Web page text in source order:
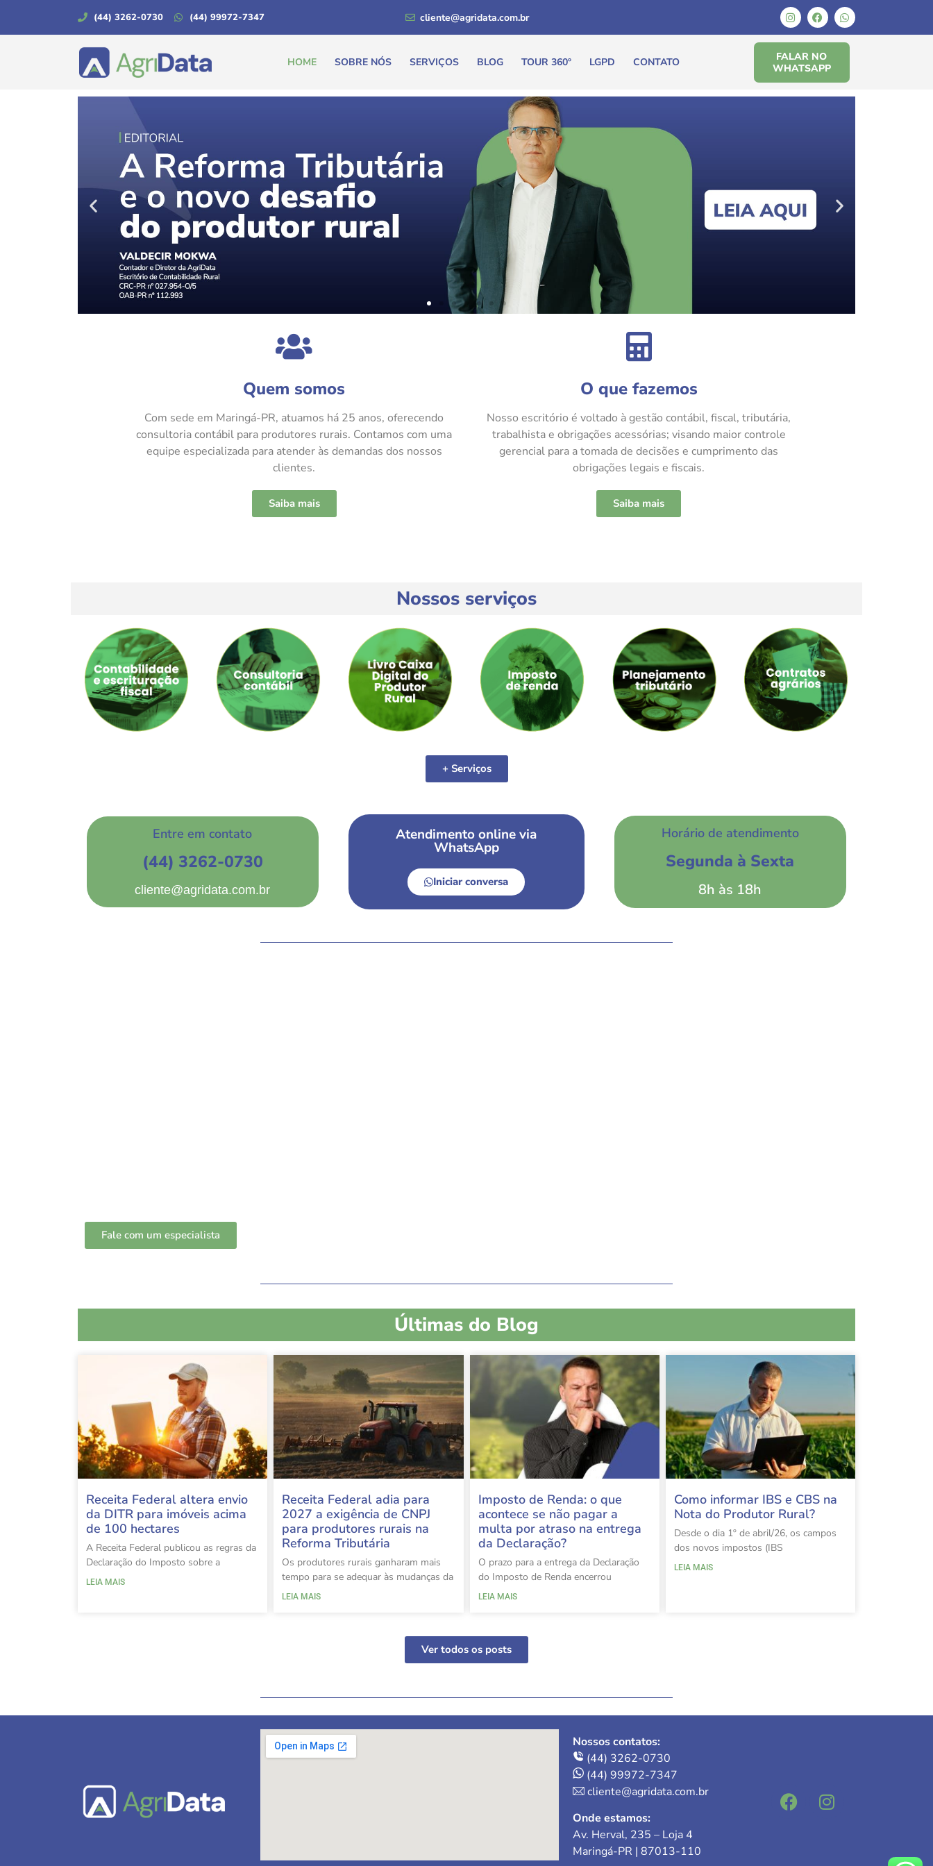
(44) 3262-0730 (44) 99972-7347 cliente@agridata.com.br
HOME SOBRE NÓS SERVIÇOS BLOG TOUR 360º LGPD CONTATO
FALAR NO
WHATSAPP
Quem somos
Com sede em Maringá-PR, atuamos há 25 anos, oferecendo
consultoria contábil para produtores rurais. Contamos com uma
equipe especializada para atender às demandas dos nossos
clientes.
Saiba mais
O que fazemos
Nosso escritório é voltado à gestão contábil, fiscal, tributária,
trabalhista e obrigações acessórias; visando maior controle
gerencial para a tomada de decisões e cumprimento das
obrigações legais e fiscais.
Saiba mais
Nossos serviços
+ Serviços
Entre em contato
(44) 3262-0730
cliente@agridata.com.br
Atendimento online via
WhatsApp
Iniciar conversa
Horário de atendimento
Segunda à Sexta
8h às 18h
Fale com um especialista
Últimas do Blog
Receita Federal altera envio
da DITR para imóveis acima
de 100 hectares
A Receita Federal publicou as regras da
Declaração do Imposto sobre a
LEIA MAIS
Receita Federal adia para
2027 a exigência de CNPJ
para produtores rurais na
Reforma Tributária
Os produtores rurais ganharam mais
tempo para se adequar às mudanças da
LEIA MAIS
Imposto de Renda: o que
acontece se não pagar a
multa por atraso na entrega
da Declaração?
O prazo para a entrega da Declaração
do Imposto de Renda encerrou
LEIA MAIS
Como informar IBS e CBS na
Nota do Produtor Rural?
Desde o dia 1º de abril/26, os campos
dos novos impostos (IBS
LEIA MAIS
Ver todos os posts
Nossos contatos:
(44) 3262-0730
(44) 99972-7347
cliente@agridata.com.br
Onde estamos:
Av. Herval, 235 – Loja 4
Maringá-PR | 87013-110